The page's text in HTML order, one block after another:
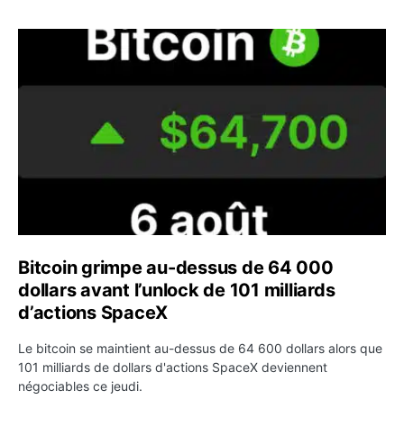
Bitcoin grimpe au-dessus de 64 000 dollars avant
Bitcoin grimpe au-dessus de 64 000
dollars avant l’unlock de 101 milliards
d’actions SpaceX
Le bitcoin se maintient au-dessus de 64 600 dollars alors que
101 milliards de dollars d'actions SpaceX deviennent
négociables ce jeudi.